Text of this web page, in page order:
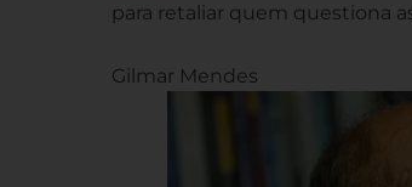
para retaliar quem questiona
Gilmar Mendes